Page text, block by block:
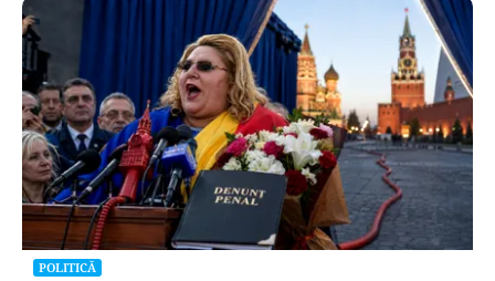
POLITICĂ